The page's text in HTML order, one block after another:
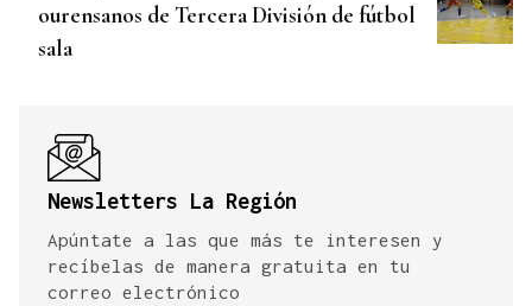
ourensanos de Tercera División de fútbol
sala
Newsletters La Región
Apúntate a las que más te interesen y
recíbelas de manera gratuita en tu
correo electrónico